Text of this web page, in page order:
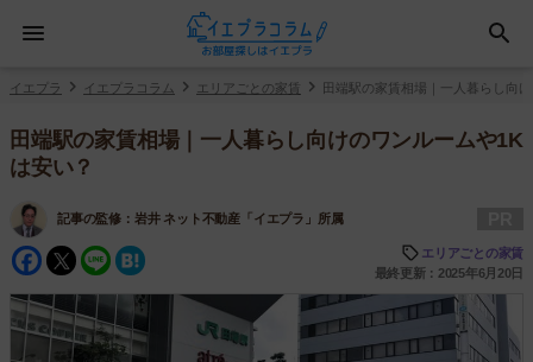
イエプラ イエプラコラム エリアごとの家賃 田端駅の家賃相場｜一人暮らし向
田端駅の家賃相場｜一人暮らし向けのワンルームや1K
は安い？
記事の監修： 岩井 ネット不動産「イエプラ」所属
Facebook
Twitter
Line
エリアごとの家賃
最終更新：2025年6月20日